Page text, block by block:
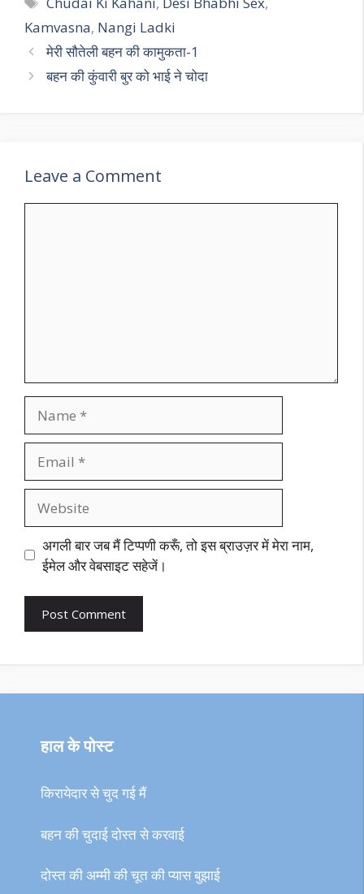
Kamvasna, Nangi Ladki
मेरी सौतेली बहन की कामुकता-1
बहन की कुंवारी बुर को भाई ने चोदा
Leave a Comment
अगली बार जब मैं टिप्पणी करूँ, तो इस ब्राउज़र में मेरा नाम,
ईमेल और वेबसाइट सहेजें।
हाल के पोस्ट
किरायेदार से चुद गई मैं
बहन की चुदाई दोस्त से करवाई
दोस्त की अम्मी की चूत की प्यास बुझाई